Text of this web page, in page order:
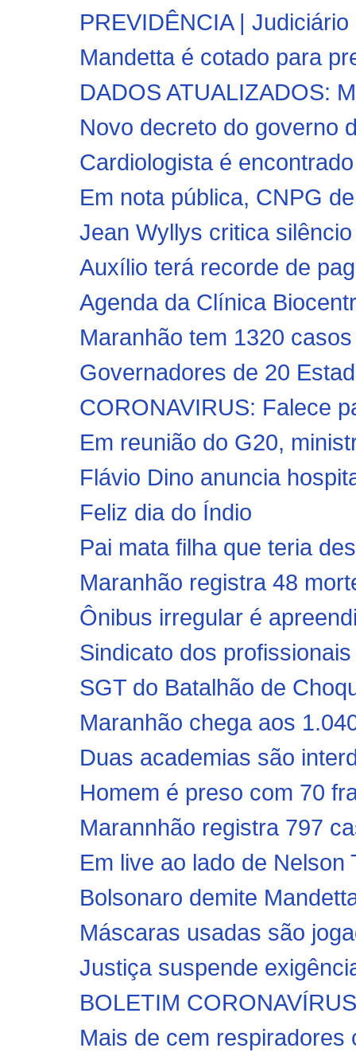
PREVIDÊNCIA |
Mandetta é cotado para
DADOS ATUALIZADOS:
Novo decreto do governo
Cardiologista é
Em nota pública, CNPG
Jean Wyllys critica
Auxílio terá recorde de
Agenda da Clínica
Maranhão tem 1320
Governadores de 20
CORONAVIRUS: Falece
Em reunião do G20,
Flávio Dino anuncia
Feliz dia do Índio
Pai mata filha que teria
Maranhão registra 48
Ônibus irregular é
Sindicato dos
SGT do Batalhão de
Maranhão chega aos
Duas academias são
Homem é preso com 70
Marannhão registra 797
Em live ao lado de Nelson
Bolsonaro demite
Máscaras usadas são
Justiça suspende
BOLETIM
Mais de cem